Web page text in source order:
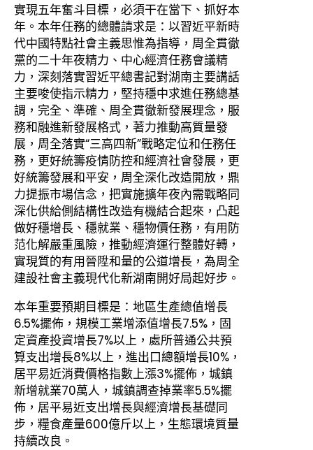
實現五年奮斗目標，必須干在當下、抓好本
年。本年任務的總體請求是：以習近平新時
代中國特點社會主義思惟為指導，周全貫徹
黨的二十年夜精力、中心經濟任務會議精
力，深刻落實習近平總書記對湖南主要講話
主要唆使指示精力，堅持穩中求進任務總基
調，完全、準確、周全貫徹新發展理念，服
務和融進新發展格式，著力推動高質量發
展，周全落實“三高四新”戰略定位和任務任
務，更好統籌疫情防控和經濟社會發展，更
好統籌發展和平安，周全深化改造開放，鼎
力提振市場信念，把實施擴年夜內需戰略同
深化供給側結構性改造有機結合起來，凸起
做好穩增長、穩就業、穩物價任務，有用防
范化解嚴重風險，推動經濟運行整體好轉，
實現質的有用晉陞和量的公道增長，為周全
建設社會主義現代化新湖南開好局起好步。
本年重要預期目標是：地區生產總值增長
6.5%擺佈，規模工業增添值增長7.5%，固
定資產投資增長7%以上，處所普通公共預
算支出增長8%以上，進出口總額增長10%，
居平易近消費價格指數上漲3%擺佈，城鎮
新增就業70萬人，城鎮調查掉業率5.5%擺
佈，居平易近支出增長與經濟增長基礎同
步，糧食產量600億斤以上，生態環境質量
持續改良。